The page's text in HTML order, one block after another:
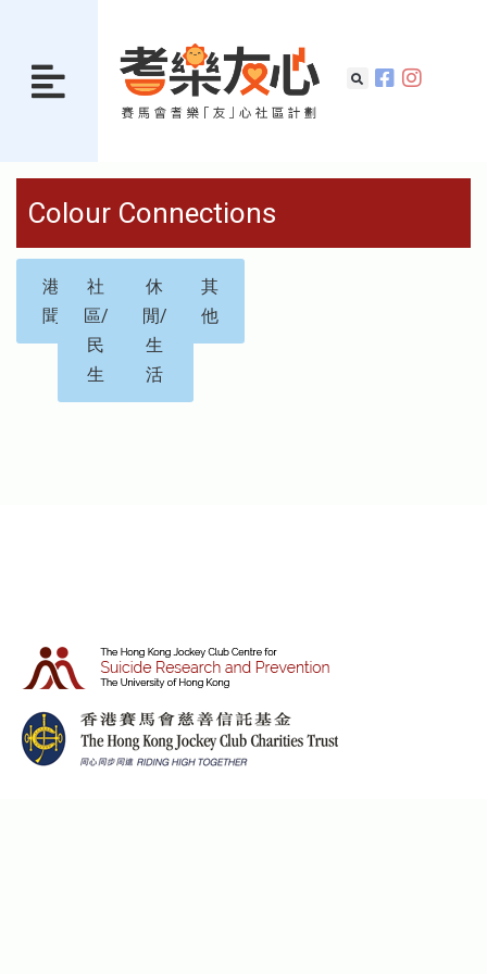
Colour Connections
港
聞
社
區/
民
生
休
閒/
生
活
其
他